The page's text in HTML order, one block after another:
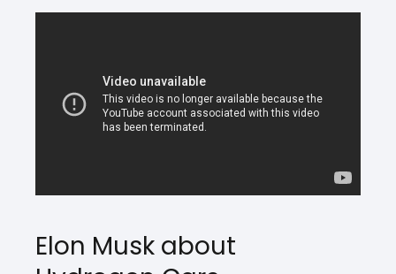
Elon Musk about